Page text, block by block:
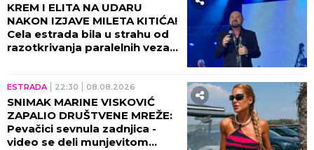
KREM I ELITA NA UDARU
NAKON IZJAVE MILETA KITIĆA!
Cela estrada bila u strahu od
razotkrivanja paralelnih veza
ESTRADA 22:30 08.08.2026
SNIMAK MARINE VISKOVIĆ
ZAPALIO DRUŠTVENE MREŽE:
Pevačici sevnula zadnjica -
video se deli munjevitom